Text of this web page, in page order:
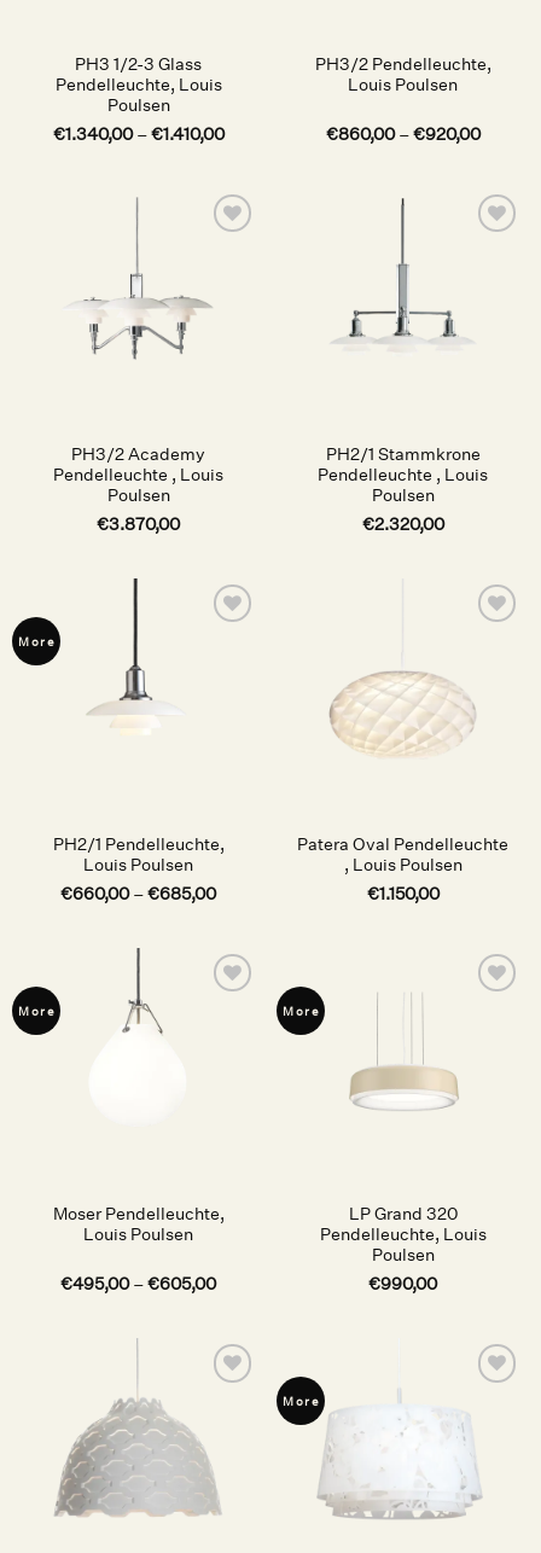
PH3 1/2-3 Glass
Pendelleuchte, Louis
Poulsen
€1.340,00–€1.410,00
PH3/2 Pendelleuchte,
Louis Poulsen
€860,00–€920,00
PH3/2 Academy
Pendelleuchte , Louis
Poulsen
€3.870,00
PH2/1 Stammkrone
Pendelleuchte , Louis
Poulsen
€2.320,00
More
PH2/1 Pendelleuchte,
Louis Poulsen
€660,00–€685,00
Patera Oval Pendelleuchte
, Louis Poulsen
€1.150,00
More
Moser Pendelleuchte,
Louis Poulsen
€495,00–€605,00
More
LP Grand 320
Pendelleuchte, Louis
Poulsen
€990,00
Wunschliste
More
Wunschliste